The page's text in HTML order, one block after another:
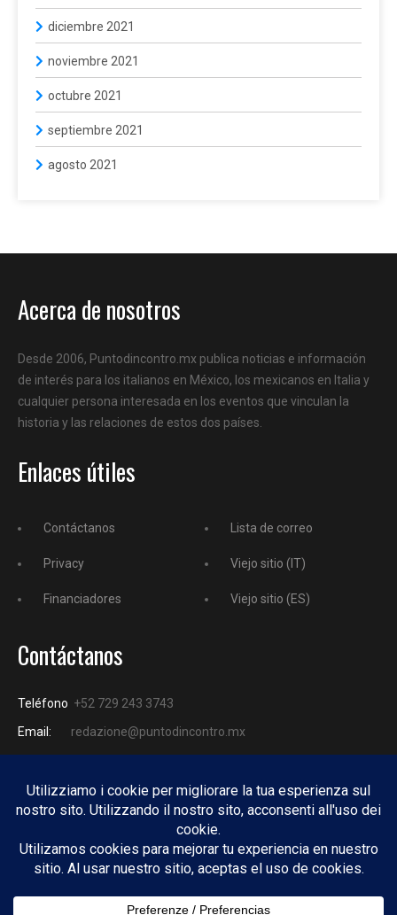
diciembre 2021
noviembre 2021
octubre 2021
septiembre 2021
agosto 2021
Acerca de nosotros
Desde 2006, Puntodincontro.mx publica noticias e información
de interés para los italianos en México, los mexicanos en Italia y
cualquier persona interesada en los eventos que vinculan la
historia y las relaciones de estos dos países.
Enlaces útiles
Contáctanos
Privacy
Financiadores
Lista de correo
Viejo sitio (IT)
Viejo sitio (ES)
Contáctanos
Teléfono +52 729 243 3743
Email:
redazione@puntodincontro.mx
PUNTODINCONTRO